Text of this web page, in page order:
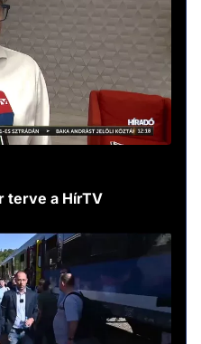
terve a HírTV